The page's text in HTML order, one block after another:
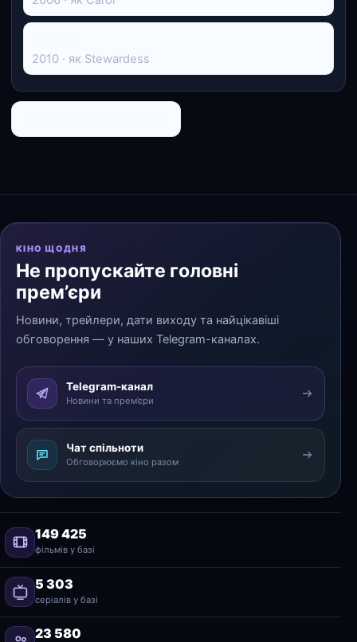
2010 · як Stewardess
КІНО ЩОДНЯ
Не пропускайте головні
прем’єри
Новини, трейлери, дати виходу та найцікавіші
обговорення — у наших Telegram-каналах.
Telegram-канал
Новини та прем’єри
Чат спільноти
Обговорюємо кіно разом
149 425
фільмів у базі
5 303
серіалів у базі
23 580